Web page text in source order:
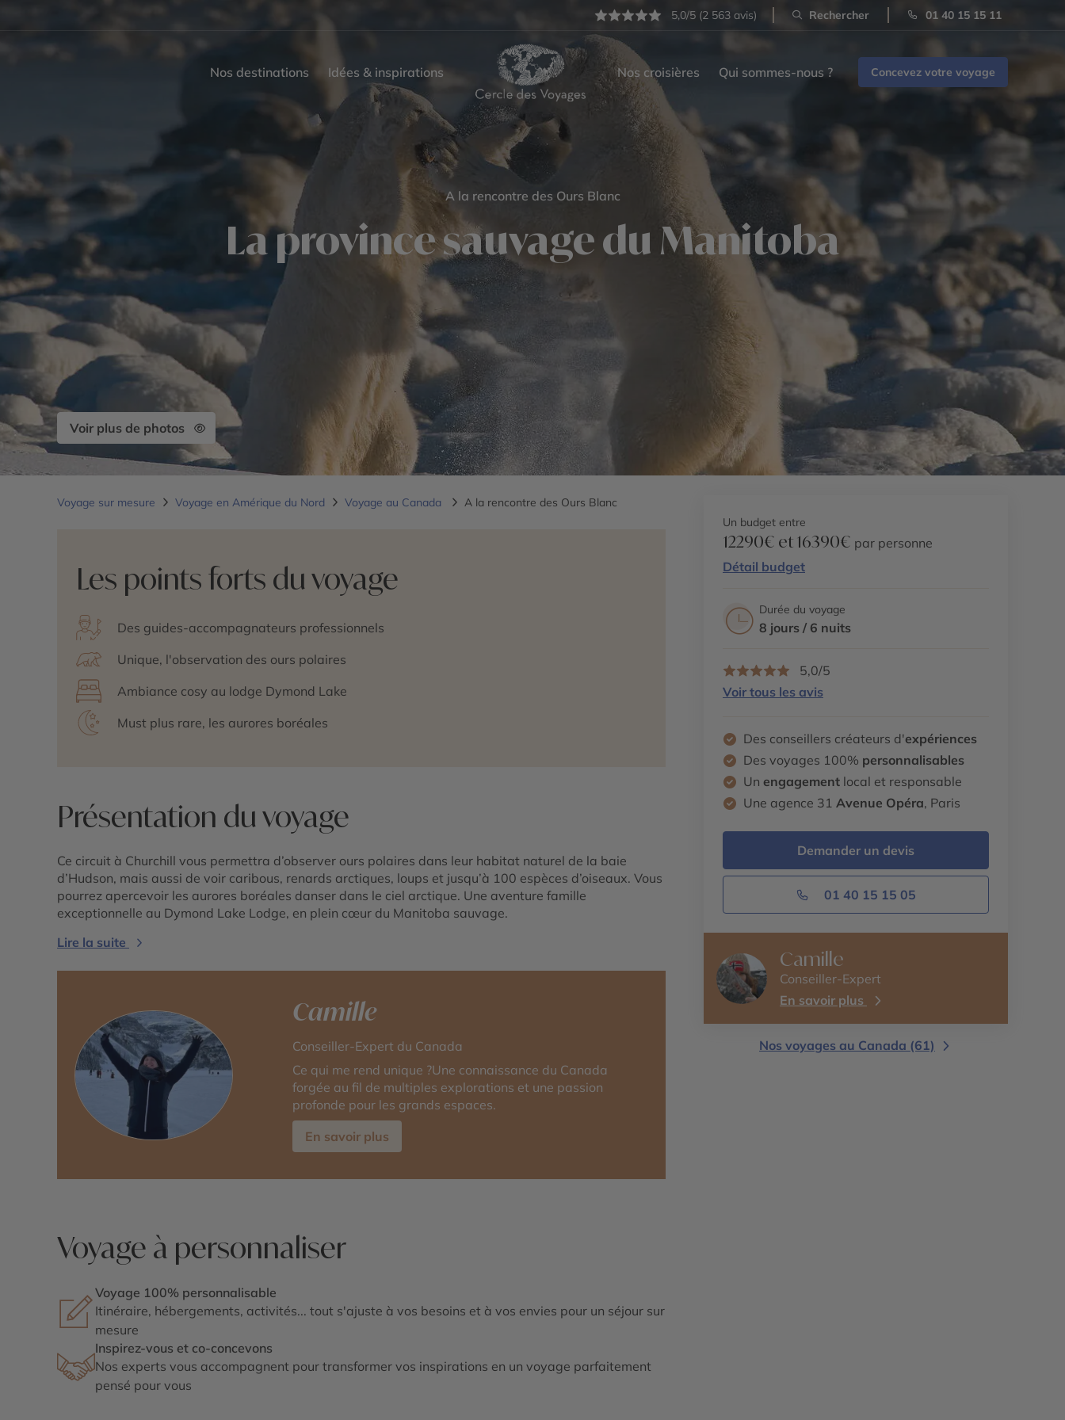
5,0/5 (2 563 avis) Rechercher 01 40 15 15 11
Nos destinations Idées & inspirations Nos croisières Qui sommes-nous ? Concevez votre voyage
A la rencontre des Ours Blanc
La province sauvage du Manitoba
Voir plus de photos
Voyage sur mesure Voyage en Amérique du Nord Voyage au Canada A la rencontre des Ours Blanc
Les points forts du voyage
Des guides-accompagnateurs professionnels
Unique, l'observation des ours polaires
Ambiance cosy au lodge Dymond Lake
Must plus rare, les aurores boréales
Présentation du voyage
Ce circuit à Churchill vous permettra d’observer ours polaires dans leur habitat naturel de la baie
d’Hudson, mais aussi de voir caribous, renards arctiques, loups et jusqu’à 100 espèces d’oiseaux. Vous
pourrez apercevoir les aurores boréales danser dans le ciel arctique. Une aventure famille
exceptionnelle au Dymond Lake Lodge, en plein cœur du Manitoba sauvage.
Lire la suite
Camille
Conseiller-Expert du Canada
Ce qui me rend unique ?Une connaissance du Canada
forgée au fil de multiples explorations et une passion
profonde pour les grands espaces.
En savoir plus
Voyage à personnaliser
Voyage 100% personnalisable
Itinéraire, hébergements, activités... tout s'ajuste à vos besoins et à vos envies pour un séjour sur
mesure
Inspirez-vous et co-concevons
Nos experts vous accompagnent pour transformer vos inspirations en un voyage parfaitement
pensé pour vous
Un budget entre
12290€ et 16390€ par personne
Détail budget
Durée du voyage
8 jours / 6 nuits
5,0/5
Voir tous les avis
Des conseillers créateurs d'expériences
Des voyages 100% personnalisables
Un engagement local et responsable
Une agence 31 Avenue Opéra, Paris
Demander un devis
01 40 15 15 05
Camille
Conseiller-Expert
En savoir plus
Nos voyages au Canada (61)